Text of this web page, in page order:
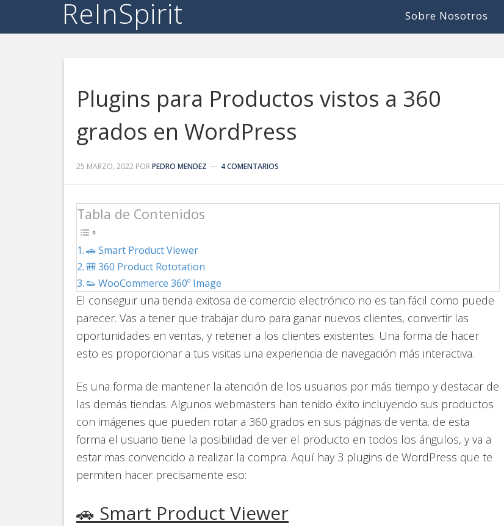
ReInSpirit Sobre Nosotros
Plugins para Productos vistos a 360
grados en WordPress
25 MARZO, 2022 PORPEDRO MENDEZ 4 COMENTARIOS
Tabla de Contenidos
🚗 Smart Product Viewer
🎒 360 Product Rototation
👟 WooCommerce 360º Image
El conseguir una tienda exitosa de comercio electrónico no es tan fácil como puede
parecer. Vas a tener que trabajar duro para ganar nuevos clientes, convertir las
oportunidades en ventas, y retener a los clientes existentes. Una forma de hacer
esto es proporcionar a tus visitas una experiencia de navegación más interactiva.
Es una forma de mantener la atención de los usuarios por más tiempo y destacar de
las demás tiendas. Algunos webmasters han tenido éxito incluyendo sus productos
con imágenes que pueden rotar a 360 grados en sus páginas de venta, de esta
forma el usuario tiene la posibilidad de ver el producto en todos los ángulos, y va a
estar mas convencido a realizar la compra. Aquí hay 3 plugins de WordPress que te
permiten hacer precisamente eso:
🚗 Smart Product Viewer